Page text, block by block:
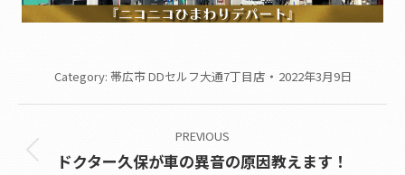
Category: 帯広市 DDセルフ大通7丁目店 2022年3月9日
navigation
PREVIOUS
Previous
ドクター久保が車の異音の原因教えます！